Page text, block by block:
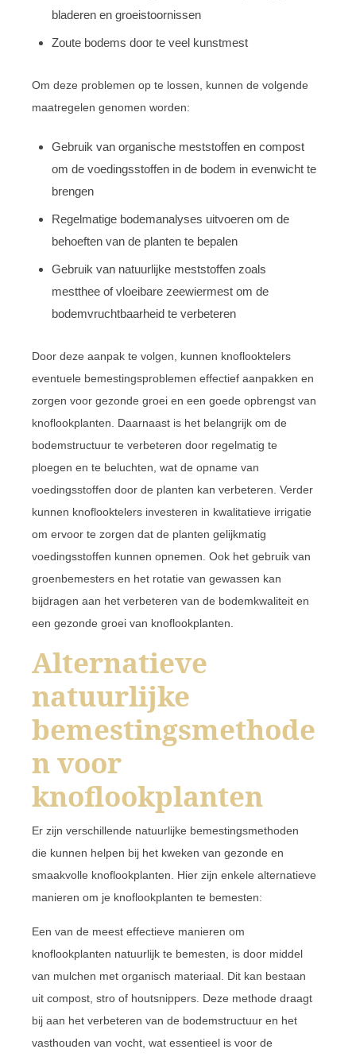
bladeren en groeistoornissen
Zoute bodems door te veel kunstmest
Om deze problemen op te lossen, kunnen de volgende
maatregelen genomen worden:
Gebruik van organische meststoffen en compost
om de voedingsstoffen in de bodem in evenwicht te
brengen
Regelmatige bodemanalyses uitvoeren om de
behoeften van de planten te bepalen
Gebruik van natuurlijke meststoffen zoals
mestthee of vloeibare zeewiermest om de
bodemvruchtbaarheid te verbeteren
Door deze aanpak te volgen, kunnen knoflooktelers
eventuele bemestingsproblemen effectief aanpakken en
zorgen voor gezonde groei en een goede opbrengst van
knoflookplanten. Daarnaast is het belangrijk om de
bodemstructuur te verbeteren door regelmatig te
ploegen en te beluchten, wat de opname van
voedingsstoffen door de planten kan verbeteren. Verder
kunnen knoflooktelers investeren in kwalitatieve irrigatie
om ervoor te zorgen dat de planten gelijkmatig
voedingsstoffen kunnen opnemen. Ook het gebruik van
groenbemesters en het rotatie van gewassen kan
bijdragen aan het verbeteren van de bodemkwaliteit en
een gezonde groei van knoflookplanten.
Alternatieve
natuurlijke
bemestingsmethode
n voor
knoflookplanten
Er zijn verschillende natuurlijke bemestingsmethoden
die kunnen helpen bij het kweken van gezonde en
smaakvolle knoflookplanten. Hier zijn enkele alternatieve
manieren om je knoflookplanten te bemesten:
Een van de meest effectieve manieren om
knoflookplanten natuurlijk te bemesten, is door middel
van mulchen met organisch materiaal. Dit kan bestaan
uit compost, stro of houtsnippers. Deze methode draagt
bij aan het verbeteren van de bodemstructuur en het
vasthouden van vocht, wat essentieel is voor de